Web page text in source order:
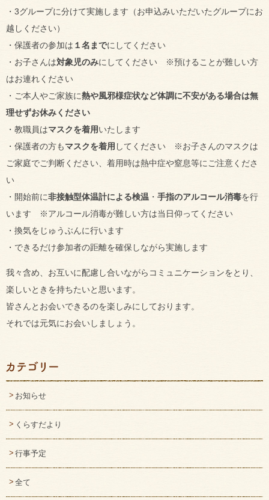
・3グループに分けて実施します（お申込みいただいたグループにお
越しください）
・保護者の参加は １名までにしてください
・お子さんは対象児のみにしてください ※預けることが難しい方
はお連れください
・ご本人やご家族に熱や風邪様症状など体調に不安がある場合は無
理せずお休みください
・教職員はマスクを着用いたします
・保護者の方もマスクを着用 してください ※お子さんのマスクは
ご家庭でご判断ください、着用時は熱中症や窒息等にご注意くださ
い
・開始前に非接触型体温計による検温 ・ 手指のアルコール消毒を行
います ※アルコール消毒が難しい方は当日仰ってください
・換気をじゅうぶんに行います
・できるだけ参加者の距離を確保しながら実施します
我々含め、お互いに配慮し合いながらコミュニケーションをとり、
楽しいときを持ちたいと思います。
皆さんとお会いできるのを楽しみにしております。
それでは元気にお会いしましょう。
お知らせ
くらすだより
行事予定
全て